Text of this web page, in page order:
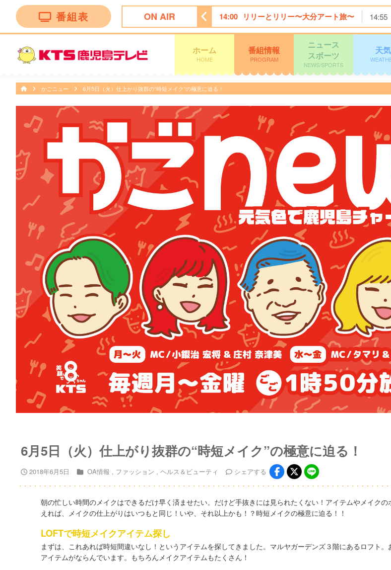
番組表 ON AIR
テリィズ夢の映画出演大作戦！ 13:55 ぽよチャンネル 14:00 リリーとリリー〜大分アート旅〜 14:55
ホーム
HOME
番組情報
PROGRAM
ニュース
スポーツ
NEWS/SPORTS
天気
かごニュー 6月5日（火）仕上がり抜群の“時短メイク”の極意に迫る！
6月5日（火）仕上がり抜群の“時短メイク”の極意に迫る！
2018年6月5日 OA情報 ファッション ヘルス＆ビューティ シェアする
朝の忙しい時間のメイクはできるだけ早く済ませたい。だけど手抜きには見られたくない！アイテムやメイクの
えれば、メイクの仕上がりはいつもと同じ！いや、それ以上かも！？時短メイクの極意に迫る！！
LOFTで時短メイクアイテム探し
まずは、これあれば時短間違いなし！というアイテムを探してきました。マルヤガーデンズ３階にあるロフト。
アイテムがならんでいます。もちろんメイクアイテムもたくさん！